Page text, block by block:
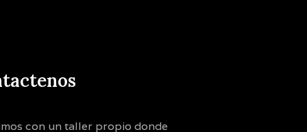
con un taller propio donde